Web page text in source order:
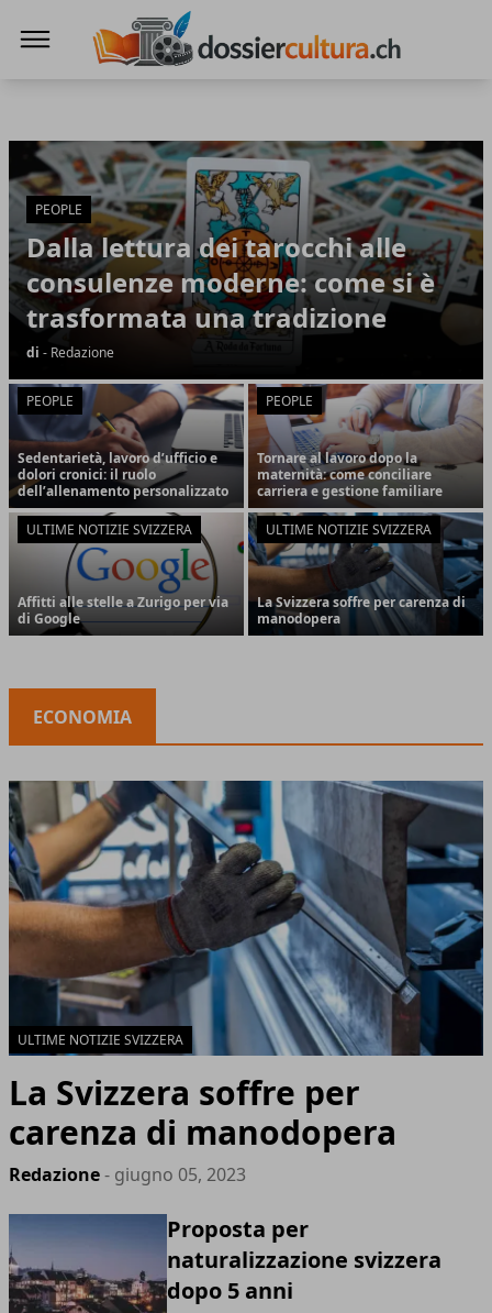
Articoli in Evidenza
PEOPLE
Dalla lettura dei tarocchi alle
consulenze moderne: come si è
trasformata una tradizione
di - Redazione
PEOPLE
Sedentarietà, lavoro d’ufficio e
dolori cronici: il ruolo
dell’allenamento personalizzato
PEOPLE
Tornare al lavoro dopo la
maternità: come conciliare
carriera e gestione familiare
ULTIME NOTIZIE SVIZZERA
Affitti alle stelle a Zurigo per via
di Google
ULTIME NOTIZIE SVIZZERA
La Svizzera soffre per carenza di
manodopera
ECONOMIA
ULTIME NOTIZIE SVIZZERA
La Svizzera soffre per
carenza di manodopera
Redazione- giugno 05, 2023
Proposta per
naturalizzazione svizzera
dopo 5 anni